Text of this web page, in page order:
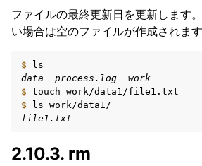
ファイルの最終更新日を更新します
い場合は空のファイルが作成されます
$
data  process.log  work
$ touch
$
ls
file1.txt
2.10.3. rm